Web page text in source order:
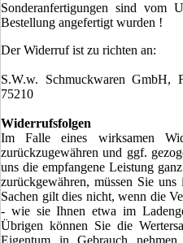
Sonderanfertigungen sind vom
Bestellung angefertigt wurden !
Der Widerruf ist zu richten an:
S.W.w. Schmuckwaren GmbH,
75210
Widerrufsfolgen
Im Falle eines wirksamen
zurückzugewähren und ggf.
uns die empfangene Leistung
zurückgewähren, müssen Sie
Sachen gilt dies nicht, wenn die
- wie sie Ihnen etwa im
Übrigen können Sie die
Eigentum in Gebrauch